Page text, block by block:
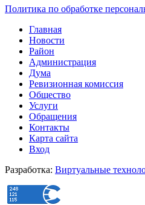
Политика по обработке
Главная
Новости
Район
Администрация
Дума
Ревизионная комиссия
Общество
Услуги
Обращения
Контакты
Карта сайта
Вход
Разработка: Виртуальные